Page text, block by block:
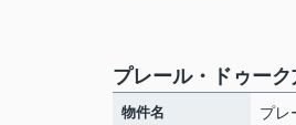
プレール・ドゥー
物件名 プレ